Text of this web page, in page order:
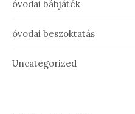
óvodai bábjáték
óvodai beszoktatás
Uncategorized